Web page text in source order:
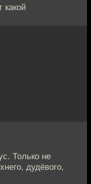
Только не
дудёвого,